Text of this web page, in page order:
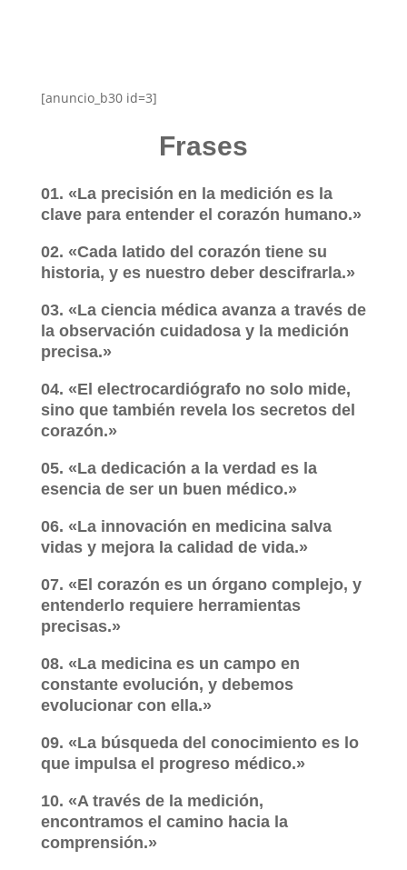
[anuncio_b30 id=3]
Frases
01. «La precisión en la medición es la
clave para entender el corazón humano.»
02. «Cada latido del corazón tiene su
historia, y es nuestro deber descifrarla.»
03. «La ciencia médica avanza a través de
la observación cuidadosa y la medición
precisa.»
04. «El electrocardiógrafo no solo mide,
sino que también revela los secretos del
corazón.»
05. «La dedicación a la verdad es la
esencia de ser un buen médico.»
06. «La innovación en medicina salva
vidas y mejora la calidad de vida.»
07. «El corazón es un órgano complejo, y
entenderlo requiere herramientas
precisas.»
08. «La medicina es un campo en
constante evolución, y debemos
evolucionar con ella.»
09. «La búsqueda del conocimiento es lo
que impulsa el progreso médico.»
10. «A través de la medición,
encontramos el camino hacia la
comprensión.»